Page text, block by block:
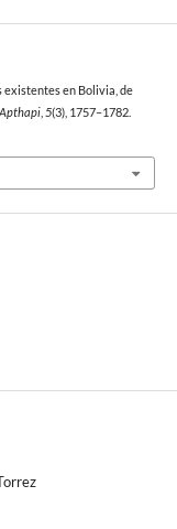
existentes en Bolivia, de
Apthapi, 5(3), 1757–1782.